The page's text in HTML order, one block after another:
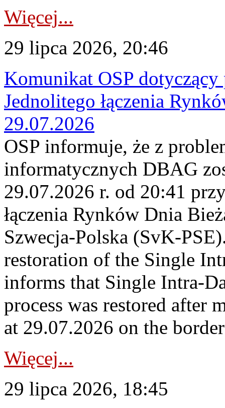
Więcej...
29 lipca 2026, 20:46
Komunikat OSP
Jednolitego łączenia
29.07.2026
OSP informuje, że z
informatycznych DBAG
29.07.2026 r. od 20:41
łączenia Rynków Dnia
Szwecja-Polska (SvK-
restoration of the Single
informs that Single Intra-
process was restored after
at 29.07.2026 on the
Więcej...
29 lipca 2026, 18:45